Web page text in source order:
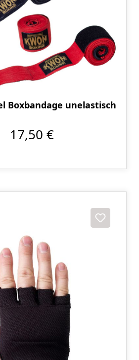
Boxbandage unelastisch
17,50 €